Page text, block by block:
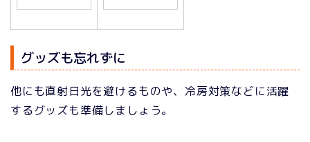
グッズも忘れずに
他にも直射日光を避けるものや、冷房対策などに活躍
するグッズも準備しましょう。